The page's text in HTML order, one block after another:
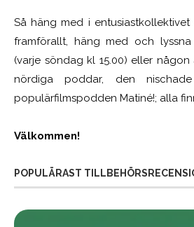
Så häng med i entusiastkollektivet
framförallt, häng med och
(varje söndag kl 15.00) eller
nördiga poddar, den
populärfilmspodden Matiné!; alla
Välkommen!
POPULÄRAST